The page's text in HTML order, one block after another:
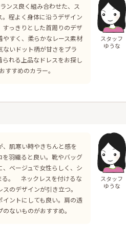
ンス良く組み合わせた、ス
程よく身体に沿うデザイン
っきりとした首周りのデザ
すく、柔らかなレース素材
いドット柄が甘さをプラ
れる上品なドレスをお探し
すめのカラー。
スタッフ
ゆうな
、肌寒い時やきちんと感を
羽織ると良い。靴やバッグ
ベージュで女性らしく、シ
る。 ネックレスを付けるな
のデザインが引き立つ。
ントにしても良い。肩の透
ないものがおすすめ。
スタッフ
ゆうな